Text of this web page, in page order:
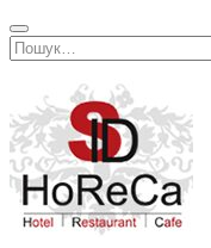
Перейти
кИскать: